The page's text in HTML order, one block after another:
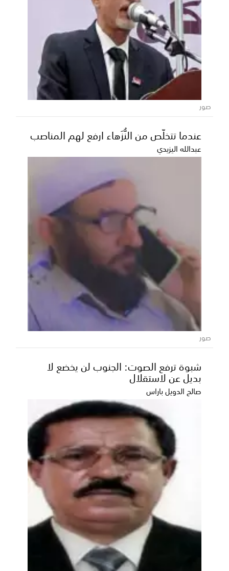
صور
عندما تتخلّص من النُّزَهاء ارفع لهم المناصب
عبدالله اليزيدي
صور
شبوة ترفع الصوت: الجنوب لن يخضع لا
بديل عن لاستقلال
صالح الدويل باراس